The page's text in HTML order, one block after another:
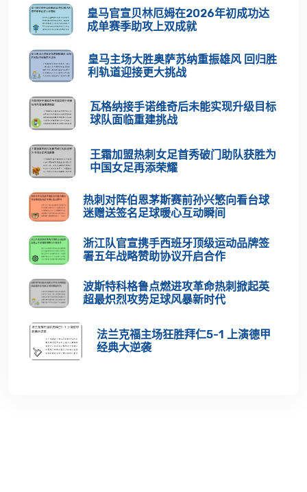
皇马官宣贝林厄姆在2026年初成功达
成单赛季助攻上双成就
皇马主场大胜奥萨苏纳重振雄风 回归胜
利轨道迎接更大挑战
瓦格纳接手诺维奇后未能实现升级目标
球队面临重建挑战
王霜加盟热刺女足首秀破门助队获胜为
中国女足再添荣耀
热刺对阵伯恩茅斯赛前孙兴慜向看台球
迷赠送签名足球暖心互动瞬间
浙江队官宣携手西班牙顶级运动品牌签
署五年战略赞助协议开启合作
波斯特科格鲁点燃进攻革命热刺掀起英
超最炽烈攻势足球风暴新时代
法兰克福主场狂胜拜仁5-1 上演德甲
经典大逆袭